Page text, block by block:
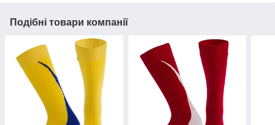
Подібні товари компанії